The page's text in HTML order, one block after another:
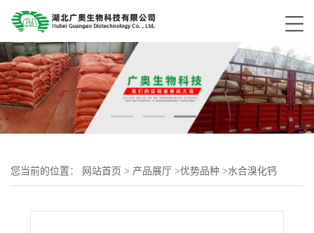
您当前的位置： 网站首页 > 产品展厅 >优势品种 >水合溴化钙